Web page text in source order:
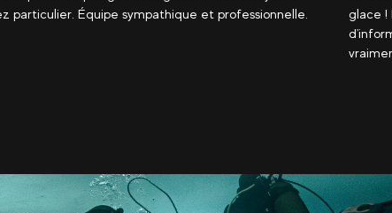
était vraiment sympa, fournissant beaucoup
passé